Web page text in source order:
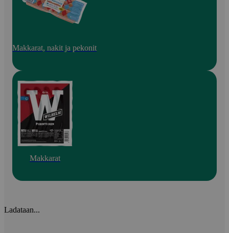
Makkarat, nakit ja pekonit
Makkarat
Ladataan...